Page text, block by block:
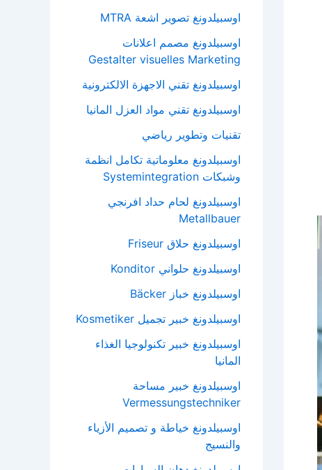
اوسبيلدونغ تصوير اشعة MTRA
اوسبيلدونغ مصمم اعلانات
Gestalter visuelles Marketing
اوسبيلدونغ تقني الاجهزة الالكترونية
اوسبيلدونغ تقني مواد العزل المانيا
تقنيات وتطوير رياضي
اوسبيلدونغ معلوماتية تكامل انظمة
وشبكات Systemintegration
اوسبيلدونغ لحام حداد افرنجي
Metallbauer
اوسبيلدونغ حلاق Friseur
اوسبيلدونغ حلواني Konditor
اوسبيلدونغ خباز Bäcker
اوسبيلدونغ خبير تجميل Kosmetiker
اوسبيلدونغ خبير تكنولوجيا الغذاء
المانيا
اوسبيلدونغ خبير مساحة
Vermessungstechniker
اوسبيلدونغ خياطة و تصميم الأزياء
والنسيج